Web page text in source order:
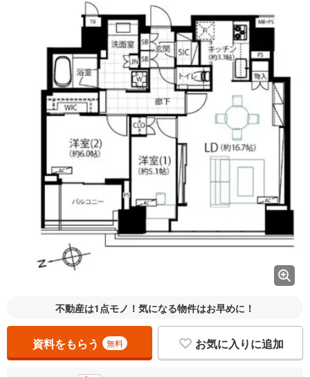
不動産は1点モノ！気になる物件はお早めに！
資料をもらう 無料 お気に入りに追加